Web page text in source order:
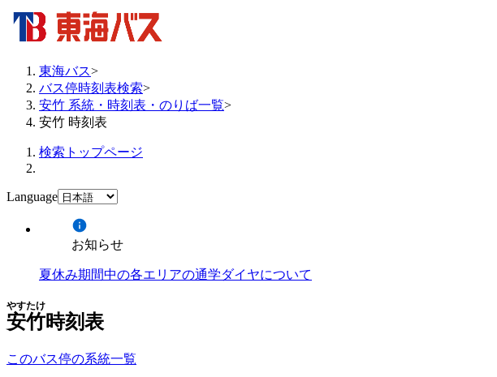
東海バス>
バス停時刻表検索>
安竹 系統・時刻表・のりば一覧>
安竹 時刻表
検索トップページ
Language
お知らせ
夏休み期間中の各エリアの通学ダイヤについて
安竹
やすたけ
時刻表
このバス停の系統一覧